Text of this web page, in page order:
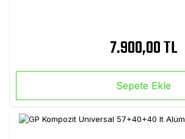
7.900,00 TL
Sepete Ekle